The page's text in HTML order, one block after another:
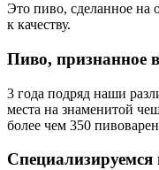
Это пиво, сделанное на
к качеству.
Пиво, признанное
3 года подряд наши
места на знаменитой
более чем 350
Специализируемся